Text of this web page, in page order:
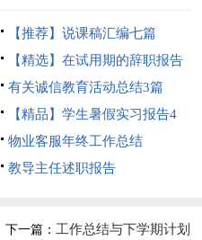
【推荐】说课稿汇编七篇
【精选】在试用期的辞职报告
范文集锦10篇
有关诚信教育活动总结3篇
【精品】学生暑假实习报告4
篇物业客服年终工作总结
教导主任述职报告
下一篇： 工作总结与下学期计划